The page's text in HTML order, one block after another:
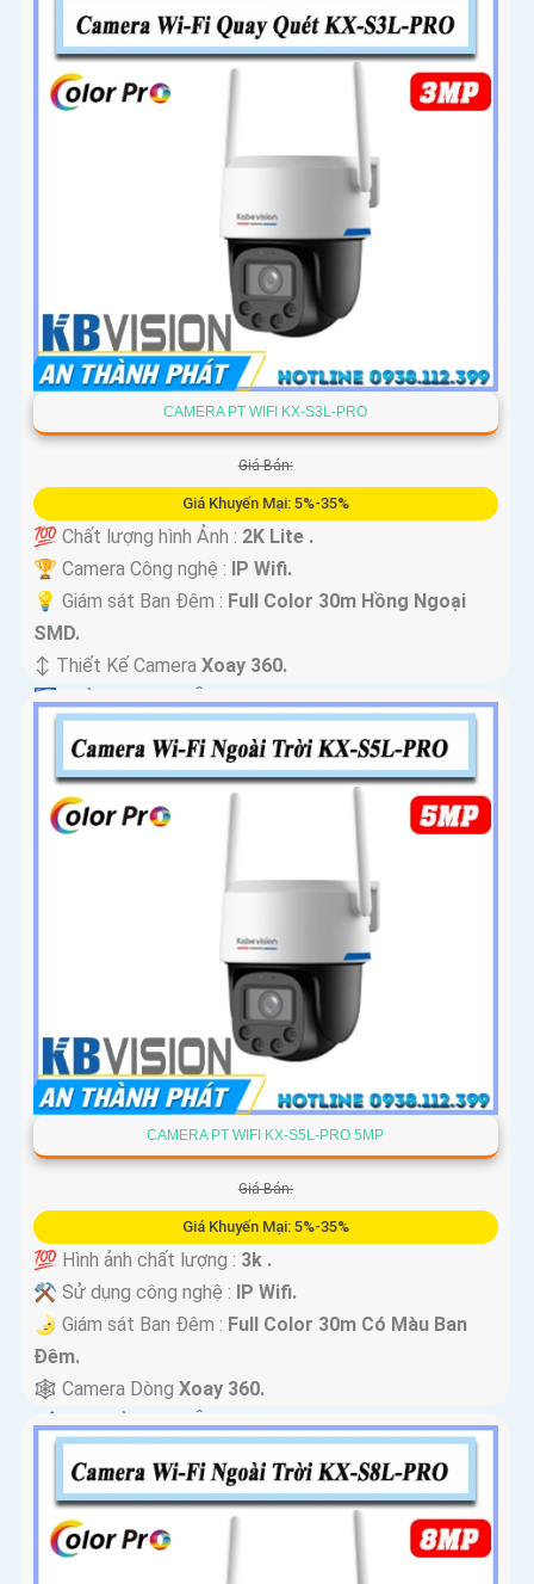
CAMERA PT WIFI KX-S3L-PRO
Giá Bán:
Giá Khuyến Mại: 5%-35%
💯 Chất lượng hình Ảnh : 2K Lite .
🏆 Camera Công nghệ : IP Wifi.
💡 Giám sát Ban Đêm : Full Color 30m Hồng Ngoại
SMD.
↕️ Thiết Kế Camera Xoay 360.
️🛃 Khả Năng :Thu Âm.
CAMERA PT WIFI KX-S5L-PRO 5MP
Giá Bán:
Giá Khuyến Mại: 5%-35%
💯 Hình ảnh chất lượng : 3k .
⚒ Sử dụng công nghệ : IP Wifi.
🌛 Giám sát Ban Đêm : Full Color 30m Có Màu Ban
Ðêm.
🕸️ Camera Dòng Xoay 360.
️📢 Đặt Điểm :Thu Âm Và Loa.